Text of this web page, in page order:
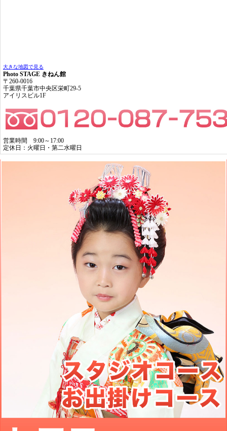
大きな地図で見る
Photo STAGE きねん館
〒260-0016
千葉県千葉市中央区栄町29-5
アイリスビル1F
営業時間 9:00～17:00
定休日：火曜日・第二水曜日